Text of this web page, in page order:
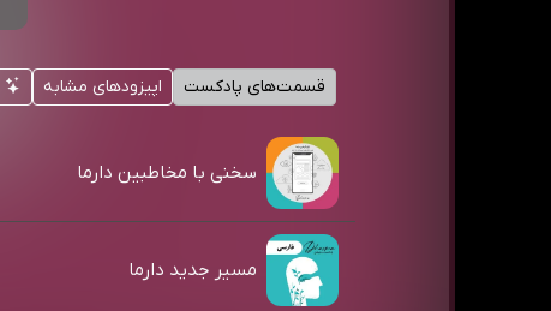
قسمت‌های پادکست اپیزودهای مشابه
سخنی با مخاطبین دارما
مسیر جدید دارما